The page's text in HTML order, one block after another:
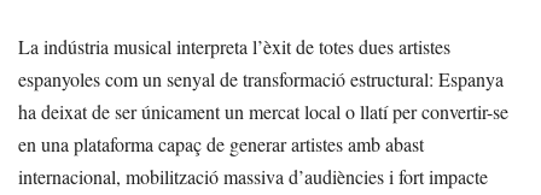
La indústria musical interpreta l’èxit de totes dues artistes
espanyoles com un senyal de transformació estructural: Espanya
ha deixat de ser únicament un mercat local o llatí per convertir-se
en una plataforma capaç de generar artistes amb abast
internacional, mobilització massiva d’audiències i fort impacte